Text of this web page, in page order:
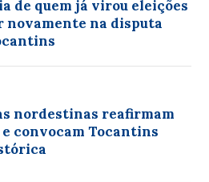
de quem já virou eleições
novamente na disputa
nordestinas reafirmam
convocam Tocantins